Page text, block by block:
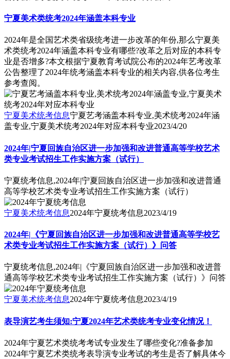
宁夏美术类统考2024年涵盖本科专业
2024年是全国艺术类省级统考进一步改革的年份,那么宁夏美
术类统考2024年涵盖本科专业有哪些?改革之后对应的本科专
业是否增多?本文根据宁夏教育考试院公布的2024年艺考改革
公告整理了2024年统考涵盖本科专业的相关内容,供各位考生
参考查阅。
宁夏美术统考信息宁夏艺考涵盖本科专业,美术统考2024年涵
盖专业,宁夏美术统考2024年对应本科专业2023/4/20
2024年|宁夏回族自治区进一步加强和改进普通高等学校艺术
类专业考试招生工作实施方案（试行）
宁夏统考信息,2024年|宁夏回族自治区进一步加强和改进普通
高等学校艺术类专业考试招生工作实施方案（试行）
宁夏美术统考信息2024年宁夏统考信息2023/4/19
2024年|《宁夏回族自治区进一步加强和改进普通高等学校艺
术类专业考试招生工作实施方案（试行）》问答
宁夏统考信息,2024年|《宁夏回族自治区进一步加强和改进普
通高等学校艺术类专业考试招生工作实施方案（试行）》问答
宁夏美术统考信息2024年宁夏统考信息2023/4/19
表导演艺考生须知:宁夏2024年艺术类统考专业变化情况！
2024年宁夏艺术类统考考试专业发生了哪些变化?准备参加
2024年宁夏艺术类统考表导演专业考试的考生是否了解具体今